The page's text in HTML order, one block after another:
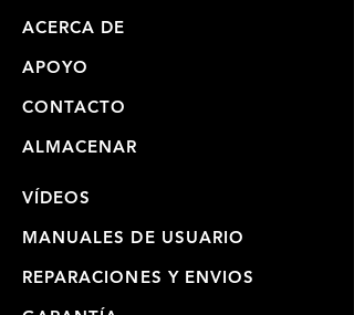
ACERCA DE
APOYO
CONTACTO
ALMACENAR
VÍDEOS
MANUALES DE USUARIO
REPARACIONES Y ENVIOS